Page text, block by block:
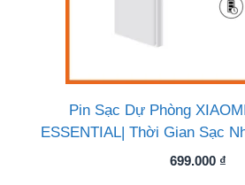
Pin Sạc Dự Phòng
ESSENTIAL| Thời Gian Sạc
699.000 ₫